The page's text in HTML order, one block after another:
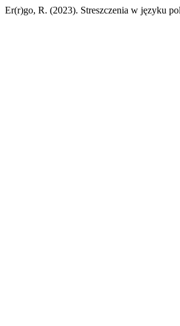
Er(r)go, R. (2023). Streszczenia w języku